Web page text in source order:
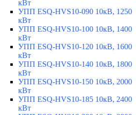
кВт
УПП ESQ-HVS10-090 10кВ, 1250
кВт
УПП ESQ-HVS10-100 10кВ, 1400
кВт
УПП ESQ-HVS10-120 10кВ, 1600
кВт
УПП ESQ-HVS10-140 10кВ, 1800
кВт
УПП ESQ-HVS10-150 10кВ, 2000
кВт
УПП ESQ-HVS10-185 10кВ, 2400
кВт